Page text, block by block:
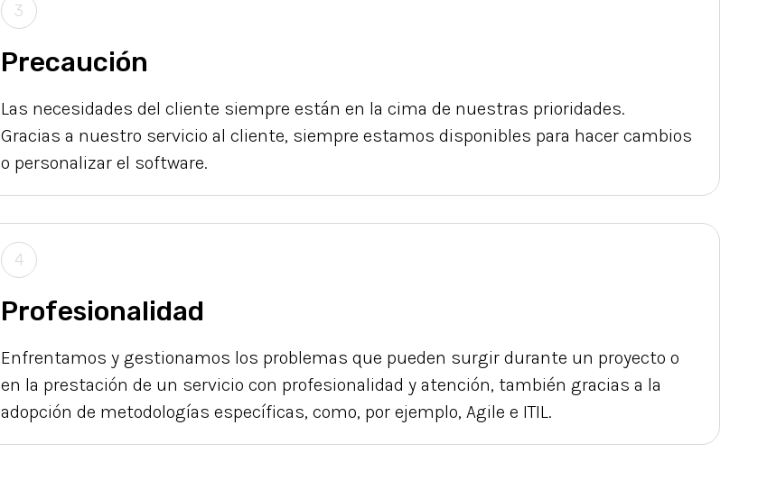
3
Precaución
Las necesidades del cliente siempre están en la cima de nuestras prioridades.
Gracias a nuestro servicio al cliente, siempre estamos disponibles para hacer cambios
o personalizar el software.
4
Profesionalidad
Enfrentamos y gestionamos los problemas que pueden surgir durante un proyecto o
en la prestación de un servicio con profesionalidad y atención, también gracias a la
adopción de metodologías específicas, como, por ejemplo, Agile e ITIL.